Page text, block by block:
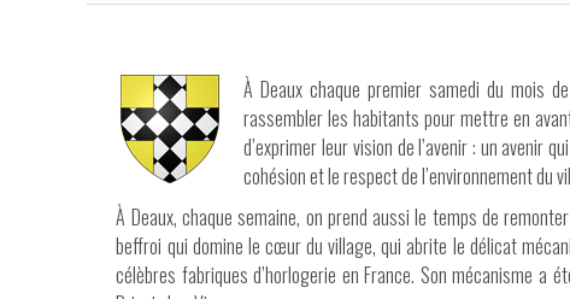
À Deaux chaque premier samedi du mois
rassembler les habitants pour mettre en
d’exprimer leur vision de l’avenir : un avenir
cohésion et le respect de l’environnement du
À Deaux, chaque semaine, on prend aussi le temps de
beffroi qui domine le cœur du village, qui abrite le délicat
célèbres fabriques d’horlogerie en France. Son mécanisme a